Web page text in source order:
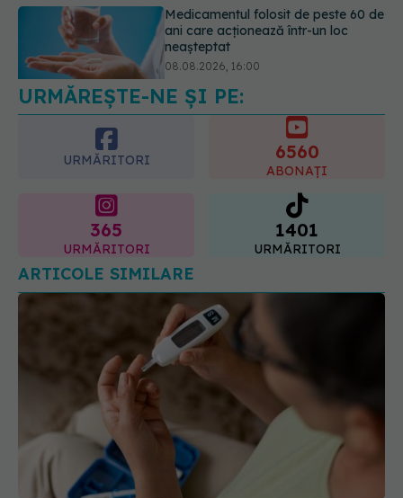
Transpirații nocturne: semnul ignorat
care poate ascunde probleme
serioase de sănătate
08.08.2026, 20:00
URMĂREȘTE-NE ȘI PE:
URMĂRITORI 6560
ABONAȚI
365
URMĂRITORI
1401
URMĂRITORI
ARTICOLE SIMILARE